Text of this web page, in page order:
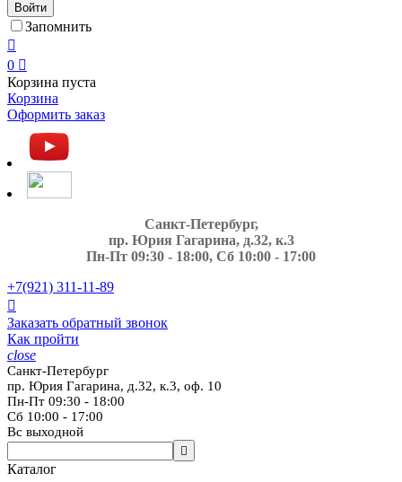
Войти
Запомнить

0 
Корзина пуста
Корзина
Оформить заказ
Санкт-Петербург,
пр. Юрия Гагарина, д.32, к.3
Пн-Пт 09:30 - 18:00, Сб 10:00 - 17:00
+7(921) 311-11-89

Заказать обратный звонок
Как пройти
close
Санкт-Петербург
пр. Юрия Гагарина, д.32, к.3, оф. 10
Пн-Пт 09:30 - 18:00
Сб 10:00 - 17:00
Вс выходной

Каталог